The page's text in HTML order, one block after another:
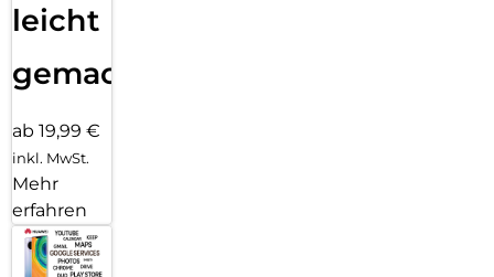
leicht
gemacht!
ab 19,99 €
inkl. MwSt.
Mehr
erfahren